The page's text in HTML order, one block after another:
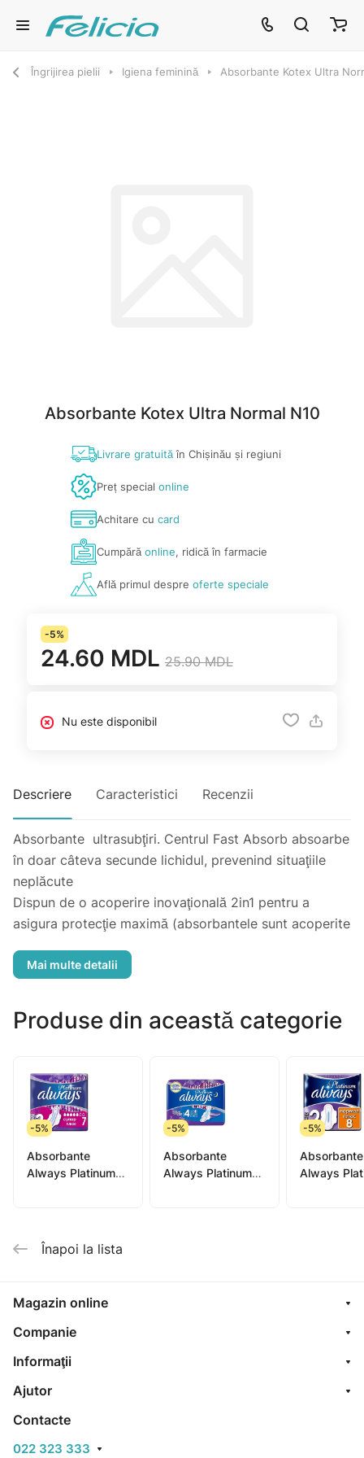
Îngrijirea pielii Igiena feminină Absorbante Kotex Ultra
Absorbante Kotex Ultra Normal N10
Livrare gratuităîn Chișinău și regiuni
Preț special online
Achitare cu card
Cumpărăonline, ridică în farmacie
Află primul despre oferte speciale
-5%
24.60 MDL 25.90 MDL
Nu este disponibil
Descriere Caracteristici Recenzii
Absorbante ultrasubţiri. Centrul Fast Absorb absoarbe
în doar câteva secunde lichidul, prevenind situaţiile
neplăcute
Dispun de o acoperire inovaţională 2in1 pentru a
asigura protecţie maximă (absorbantele sunt acoperite
absorbatului este foarte moale).
bine, iar barierele flexibile nu permit absorbantului să
se răsucească.Centrul Fast Absorb absoarbe în doar
Se fixează sigur de lenjerie şi garantează confortul
permanent.
Produse din această categorie
-5%
Absorbante
Always Platinum
-5%
Absorbante
Always Platinum
-5%
Absorbante
Always
Înapoi la lista
Magazin online
Companie
Informaţii
Ajutor
Contacte
022 323 333